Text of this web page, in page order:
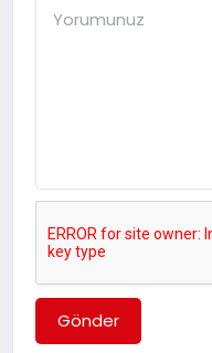
Gönder